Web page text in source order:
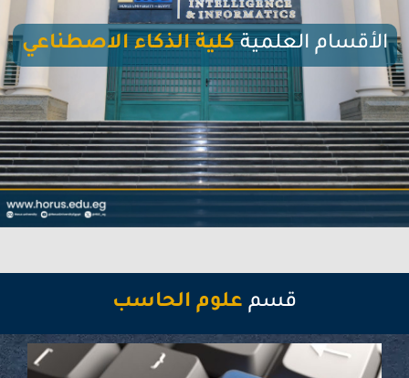
الأقسام العلميةكلية الذكاء الاصطناعي
قسم علوم الحاسب